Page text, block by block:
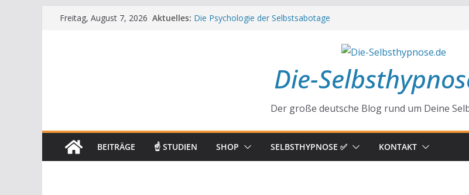
ZumFreitag, August 7, 2026 Aktuelles: Die Psychologie der Selbstsabotage
Die-
Der große deutsche Blog rund um Deine
BEITRÄGE ☝ STUDIEN SHOP SELBSTHYPNOSE ✅ KONTAKT